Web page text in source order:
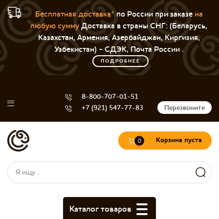
Бесплатная доставка*по России при заказе на
любую суммуДоставка в страны СНГ: (Беларусь,
Казахстан, Армения, Азербайджан, Киргизия,
Узбекистан) - СДЭК, Почта России .
ПОДРОБНЕЕ
8-800-707-01-51
+7 (921) 547-77-83
Перезвоните
Форма поиска
Поиск
0 Корзина пуста
Каталог товаров